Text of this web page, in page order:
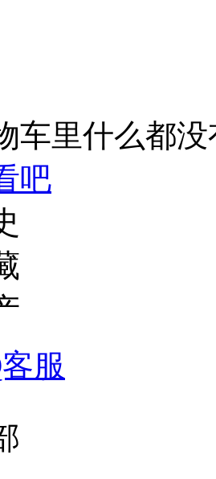
车里什么都没
吧
服